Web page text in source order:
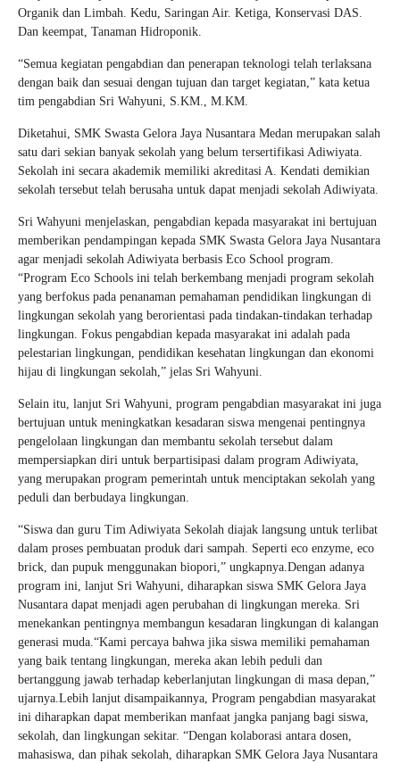
Organik dan Limbah. Kedu, Saringan Air. Ketiga, Konservasi DAS.
Dan keempat, Tanaman Hidroponik.
“Semua kegiatan pengabdian dan penerapan teknologi telah terlaksana
dengan baik dan sesuai dengan tujuan dan target kegiatan,” kata ketua
tim pengabdian Sri Wahyuni, S.KM., M.KM.
Diketahui, SMK Swasta Gelora Jaya Nusantara Medan merupakan salah
satu dari sekian banyak sekolah yang belum tersertifikasi Adiwiyata.
Sekolah ini secara akademik memiliki akreditasi A. Kendati demikian
sekolah tersebut telah berusaha untuk dapat menjadi sekolah Adiwiyata.
Sri Wahyuni menjelaskan, pengabdian kepada masyarakat ini bertujuan
memberikan pendampingan kepada SMK Swasta Gelora Jaya Nusantara
agar menjadi sekolah Adiwiyata berbasis Eco School program.
“Program Eco Schools ini telah berkembang menjadi program sekolah
yang berfokus pada penanaman pemahaman pendidikan lingkungan di
lingkungan sekolah yang berorientasi pada tindakan-tindakan terhadap
lingkungan. Fokus pengabdian kepada masyarakat ini adalah pada
pelestarian lingkungan, pendidikan kesehatan lingkungan dan ekonomi
hijau di lingkungan sekolah,” jelas Sri Wahyuni.
Selain itu, lanjut Sri Wahyuni, program pengabdian masyarakat ini juga
bertujuan untuk meningkatkan kesadaran siswa mengenai pentingnya
pengelolaan lingkungan dan membantu sekolah tersebut dalam
mempersiapkan diri untuk berpartisipasi dalam program Adiwiyata,
yang merupakan program pemerintah untuk menciptakan sekolah yang
peduli dan berbudaya lingkungan.
“Siswa dan guru Tim Adiwiyata Sekolah diajak langsung untuk terlibat
dalam proses pembuatan produk dari sampah. Seperti eco enzyme, eco
brick, dan pupuk menggunakan biopori,” ungkapnya.Dengan adanya
program ini, lanjut Sri Wahyuni, diharapkan siswa SMK Gelora Jaya
Nusantara dapat menjadi agen perubahan di lingkungan mereka. Sri
menekankan pentingnya membangun kesadaran lingkungan di kalangan
generasi muda.“Kami percaya bahwa jika siswa memiliki pemahaman
yang baik tentang lingkungan, mereka akan lebih peduli dan
bertanggung jawab terhadap keberlanjutan lingkungan di masa depan,”
ujarnya.Lebih lanjut disampaikannya, Program pengabdian masyarakat
ini diharapkan dapat memberikan manfaat jangka panjang bagi siswa,
sekolah, dan lingkungan sekitar. “Dengan kolaborasi antara dosen,
mahasiswa, dan pihak sekolah, diharapkan SMK Gelora Jaya Nusantara